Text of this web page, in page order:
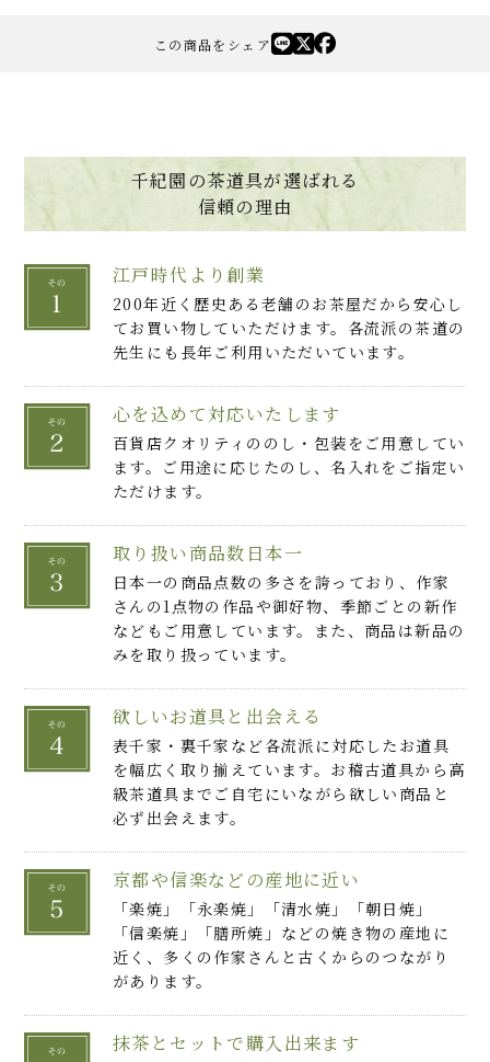
この商品をシェア
千紀園の茶道具が選ばれる
信頼の理由
江戸時代より創業
200年近く歴史ある老舗のお茶屋だから安心し
てお買い物していただけます。各流派の茶道の
先生にも長年ご利用いただいています。
心を込めて対応いたします
百貨店クオリティののし・包装をご用意してい
ます。ご用途に応じたのし、名入れをご指定い
ただけます。
取り扱い商品数日本一
日本一の商品点数の多さを誇っており、作家
さんの1点物の作品や御好物、季節ごとの新作
などもご用意しています。また、商品は新品の
みを取り扱っています。
欲しいお道具と出会える
表千家・裏千家など各流派に対応したお道具
を幅広く取り揃えています。お稽古道具から高
級茶道具までご自宅にいながら欲しい商品と
必ず出会えます。
京都や信楽などの産地に近い
「楽焼」「永楽焼」「清水焼」「朝日焼」
「信楽焼」「膳所焼」などの焼き物の産地に
近く、多くの作家さんと古くからのつながり
があります。
抹茶とセットで購入出来ます